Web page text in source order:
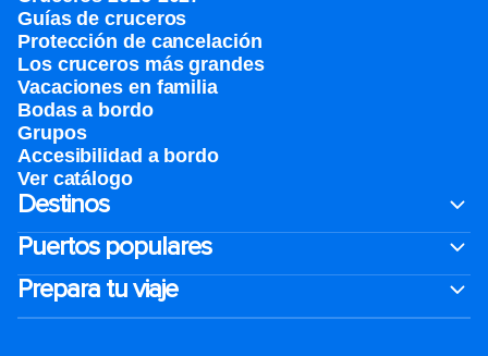
Guías de cruceros
Protección de cancelación
Los cruceros más grandes
Vacaciones en familia
Bodas a bordo
Grupos
Accesibilidad a bordo
Ver catálogo
Destinos
Puertos populares
Prepara tu viaje